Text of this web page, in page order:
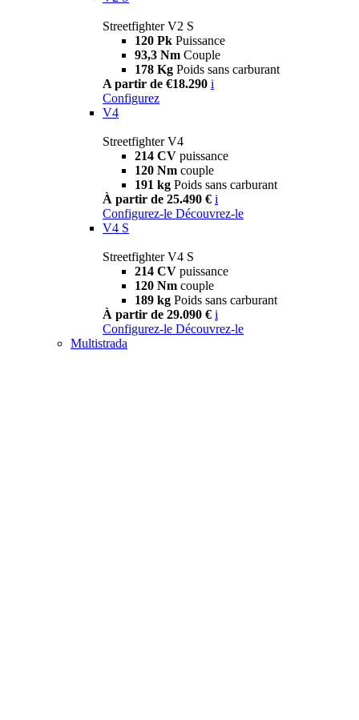
Streetfighter V2 S
120 Pk Puissance
93,3 Nm Couple
178 Kg Poids sans carburant
A partir de €18.290 i
Configurez
V4
Streetfighter V4
214 CV puissance
120 Nm couple
191 kg Poids sans carburant
À partir de 25.490 € i
Configurez-le Découvrez-le
V4 S
Streetfighter V4 S
214 CV puissance
120 Nm couple
189 kg Poids sans carburant
À partir de 29.090 € i
Configurez-le Découvrez-le
Multistrada